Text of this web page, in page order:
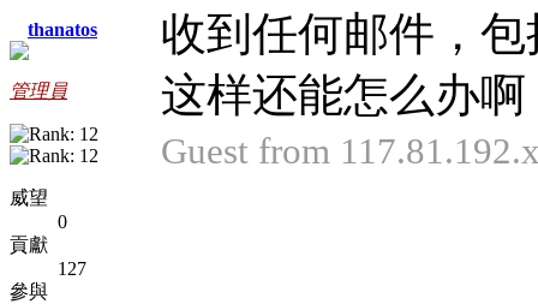
thanatos
管理員
威望
0
貢獻
127
參與
收到任何邮件，
这样还能怎么办啊
Guest from